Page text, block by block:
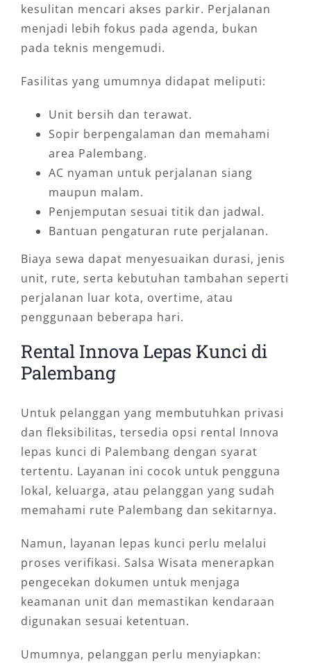
kesulitan mencari akses parkir. Perjalanan
menjadi lebih fokus pada agenda, bukan
pada teknis mengemudi.
Fasilitas yang umumnya didapat meliputi:
Unit bersih dan terawat.
Sopir berpengalaman dan memahami
area Palembang.
AC nyaman untuk perjalanan siang
maupun malam.
Penjemputan sesuai titik dan jadwal.
Bantuan pengaturan rute perjalanan.
Biaya sewa dapat menyesuaikan durasi, jenis
unit, rute, serta kebutuhan tambahan seperti
perjalanan luar kota, overtime, atau
penggunaan beberapa hari.
Rental Innova Lepas Kunci di
Palembang
Untuk pelanggan yang membutuhkan privasi
dan fleksibilitas, tersedia opsi rental Innova
lepas kunci di Palembang dengan syarat
tertentu. Layanan ini cocok untuk pengguna
lokal, keluarga, atau pelanggan yang sudah
memahami rute Palembang dan sekitarnya.
Namun, layanan lepas kunci perlu melalui
proses verifikasi. Salsa Wisata menerapkan
pengecekan dokumen untuk menjaga
keamanan unit dan memastikan kendaraan
digunakan sesuai ketentuan.
Umumnya, pelanggan perlu menyiapkan: